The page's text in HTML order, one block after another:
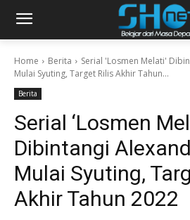
Home Berita
Serial 'Losmen Melati'
Mulai Syuting, Target Rilis Akhir Tahun...
Berita
Serial ‘Losmen
Dibintangi
Mulai Syuting,
Akhir Tahun 2022